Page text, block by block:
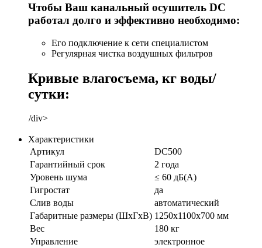
Чтобы Ваш канальный осушитель DC
работал долго и эффективно необходимо:
Его подключение к сети специалистом
Регулярная чистка воздушных фильтров
Кривые влагосъема, кг воды/
сутки:
/div>
Характеристики
Артикул
DC500
Гарантийный срок
2 года
Уровень шума
≤ 60 дБ(А)
Гигростат
да
Слив воды
автоматический
Габаритные размеры (ШхГхВ) 1250х1100х700 мм
Вес
180 кг
Управление
электронное